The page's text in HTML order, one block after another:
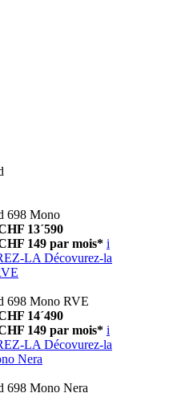
698 Mono
13´590
149 par mois* i
LA Décovurez-la
698 Mono RVE
14´490
149 par mois* i
LA Décovurez-la
Nera
698 Mono Nera